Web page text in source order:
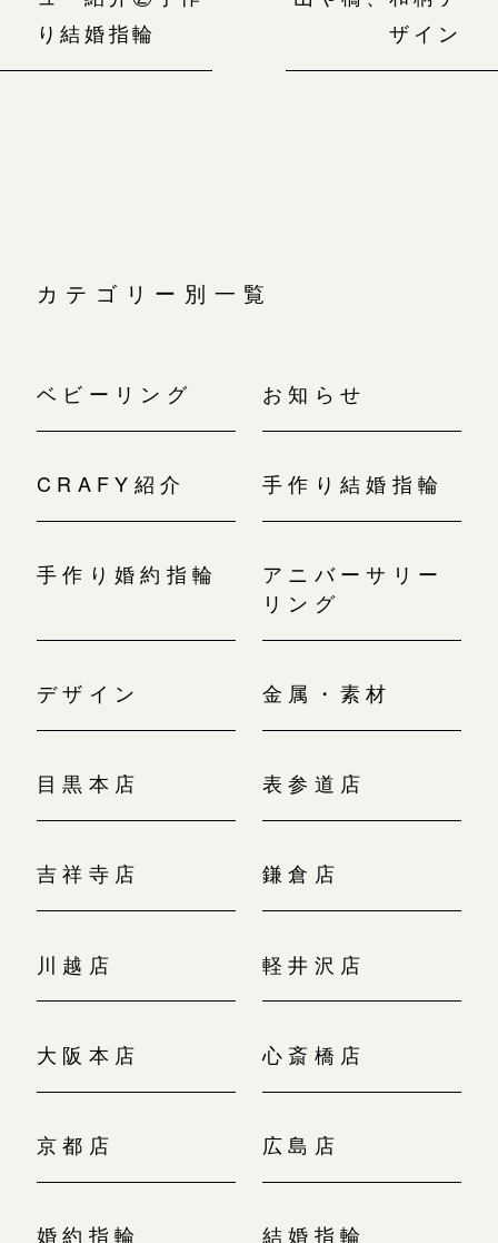
り結婚指輪
ザイン
カテゴリー別一覧
ベビーリング お知らせ
CRAFY紹介 手作り結婚指輪
手作り婚約指輪
アニバーサリー
リング
デザイン 金属・素材
目黒本店 表参道店
吉祥寺店 鎌倉店
川越店 軽井沢店
大阪本店 心斎橋店
京都店 広島店
婚約指輪 結婚指輪